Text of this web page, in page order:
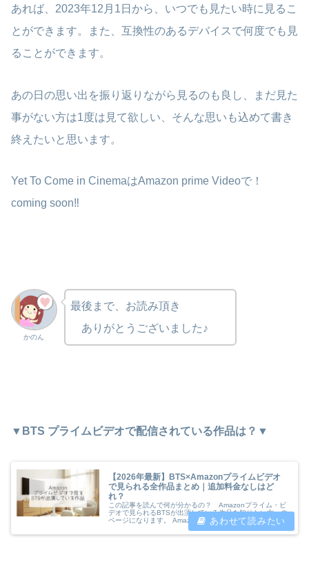
あれば、2023年12月1日から、いつでも見たい時に見るこ
とができます。また、互換性のあるデバイスで何度でも見
ることができます。
あの日の思い出を振り返りながら見るのも良し、まだ見た
事がない方は1度は見て欲しい、そんな思いも込めて書き
終えたいと思います。
Yet To Come in CinemaはAmazon prime Videoで！
coming soon‼︎
かのん
最後まで、お読み頂き
ありがとうございました♪
▼BTS プライムビデオで配信されている作品は？ ▼
【2026年最新】BTS×Amazonプライムビデオ
で見られる全作品まとめ｜追加料金なしはど
れ？
この記事を読んで何が分かるの？ Amazonプライム・ビ
デオで見られるBTSが出演している作品を知りたい方への
ページになります。 Amazonプライムとは？Amazonプラ
イムとは、通販サイトAmazonが提供するサービスで会員
登録をしてい...